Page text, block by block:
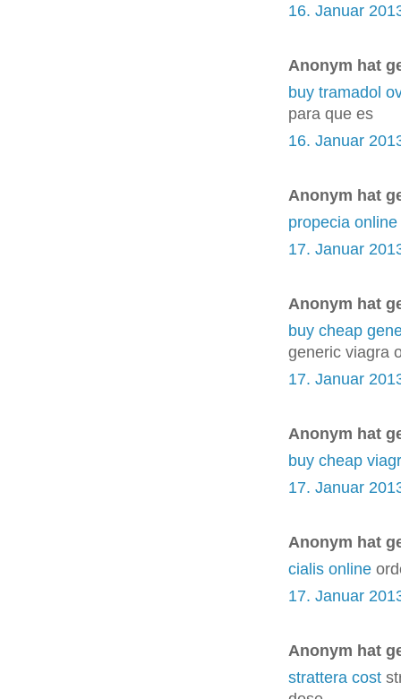
16. Januar
Anonym hat
buy tramadol
para que es
16. Januar
Anonym hat
propecia online
17. Januar
Anonym hat
buy cheap
generic viagra
17. Januar
Anonym hat
buy cheap
17. Januar
Anonym hat
cialis online
17. Januar
Anonym hat
strattera cost